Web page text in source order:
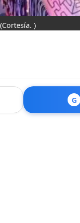
(Cortesía. )
G